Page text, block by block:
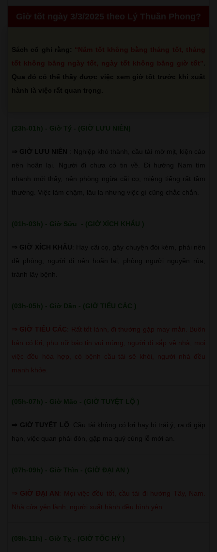
Giờ tốt ngày 3/3/2025 theo Lý Thuần Phong?
Sách cổ ghi rằng: “Năm tốt không bằng tháng tốt, tháng
tốt không bằng ngày tốt, ngày tốt không bằng giờ tốt”.
Qua đó có thể thấy được việc xem giờ tốt trước khi xuất
hành là việc rất quan trọng.
(23h-01h) - Giờ Tý - (GIỜ LƯU NIÊN)
⇒ GIỜ LƯU NIÊN
: Nghiệp khó thành, cầu tài mờ mịt, kiện cáo
nên hoãn lại. Người đi chưa có tin về. Đi hướng Nam tìm
nhanh mới thấy, nên phòng ngừa cãi cọ, miệng tiếng rất tầm
thường. Việc làm chậm, lâu la nhưng việc gì cũng chắc chắn.
(01h-03h) - Giờ Sửu - (GIỜ XÍCH KHẨU )
⇒ GIỜ XÍCH KHẨU : Hay cãi cọ, gây chuyện đói kém, phải nên
đề phòng, người đi nên hoãn lại, phòng người nguyền rủa,
tránh lây bệnh.
(03h-05h) - Giờ Dần - (GIỜ TIỂU CÁC )
⇒ GIỜ TIỂU CÁC
Rất tốt lành, đi thường gặp may mắn. Buôn
bán có lời, phụ nữ báo tin vui mừng, người đi sắp về nhà, mọi
việc đều hòa hợp, có bệnh cầu tài sẽ khỏi, người nhà đều
mạnh khỏe.
(05h-07h) - Giờ Mão - (GIỜ TUYỆT LỘ )
⇒ GIỜ TUYỆT LỘ : Cầu tài không có lợi hay bị trái ý, ra đi gặp
hạn, việc quan phải đòn, gặp ma quỷ cúng lễ mới an.
(07h-09h) - Giờ Thìn - (GIỜ ĐẠI AN )
⇒ GIỜ ĐẠI AN
Mọi việc đều tốt, cầu tài đi hướng Tây, Nam.
Nhà cửa yên lành, người xuất hành đều bình yên.
(09h-11h) - Giờ Tỵ - (GIỜ TỐC HỶ )